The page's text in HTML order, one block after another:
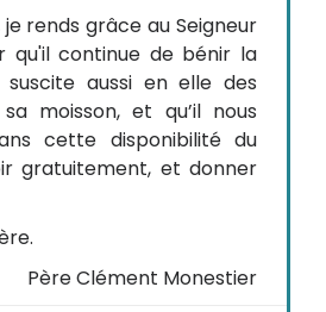
rends grâce au Seigneur
qu'il continue de bénir la
suscite aussi en elle des
moisson, et qu’il nous
cette disponibilité du
gratuitement, et donner
Père Clément Monestier